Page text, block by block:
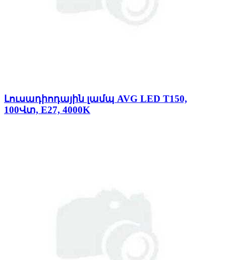
Լուսադիոդային լամպ AVG LED T150,
100Վտ, E27, 4000K